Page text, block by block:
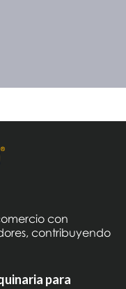
con
contribuyendo
para